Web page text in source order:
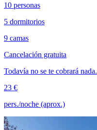
10 personas
5 dormitorios
9 camas
Cancelación gratuita
Todavía no se te cobrará nada.
23 €
pers./noche (aprox.)